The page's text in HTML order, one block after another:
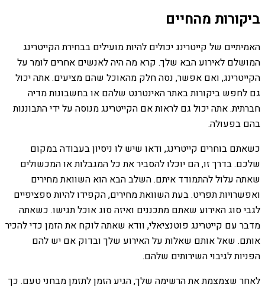
ביקורות מהחיים
האמיתיים של קייטרינג יכולים להיות מועילים בבחירת הקייטרינג
המושלם לאירוע הבא שלך. קרא מה היה לאנשים אחרים לומר על
הקייטרינג, ואם אפשר, נסה חלק מהאוכל שהם מציעים. אתה יכול
גם לחפש ביקורות באתר האינטרנט שלהם או בחשבונות מדיה
חברתית. אתה יכול גם לראות אם הקייטרינג מנוסה על ידי התבוננות
בהם בפעולה.
כשאתם בוחרים קייטרינג, ודאו שיש לו ניסיון בעבודה במקום
שלכם. בדרך זו, הם יוכלו להסביר את כל המגבלות או המכשולים
שאתה עלול להתמודד איתם. השלב הבא הוא השוואת מחירים
ואפשרויות תפריט. בעת השוואת מחירים, הקפידו להיות ספציפיים
לגבי סוג האירוע שאתם מתכננים ואיזה סוג אוכל תגישו. כשאתה
מדבר עם קייטרינג פוטנציאלי, וודא שאתה לוקח את הזמן כדי להכיר
אותם. שאל אותם שאלות על האירוע שלך ובדוק אם יש להם
הפניות לגיבוי השירותים שלהם.
לאחר שצמצמת את הרשימה שלך, הגיע הזמן לתזמן מבחני טעם. כך